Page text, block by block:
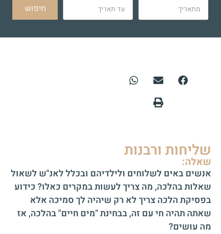
חיפוש
שליחות ורבנות
שאלה:
אנשים באים לשלוחים ולילדיהם ובכלל לאנ"ש לשאול
שאלות בהלכה, מה צריך לעשות במקרים כאלו? כידוע
בפסיקת הלכה צריך לא רק שיהיה לך סמיכה אלא
שאתה תהיה חי עם זה, בבחינת "מים חיים" בהלכה, אז
מה עושים?